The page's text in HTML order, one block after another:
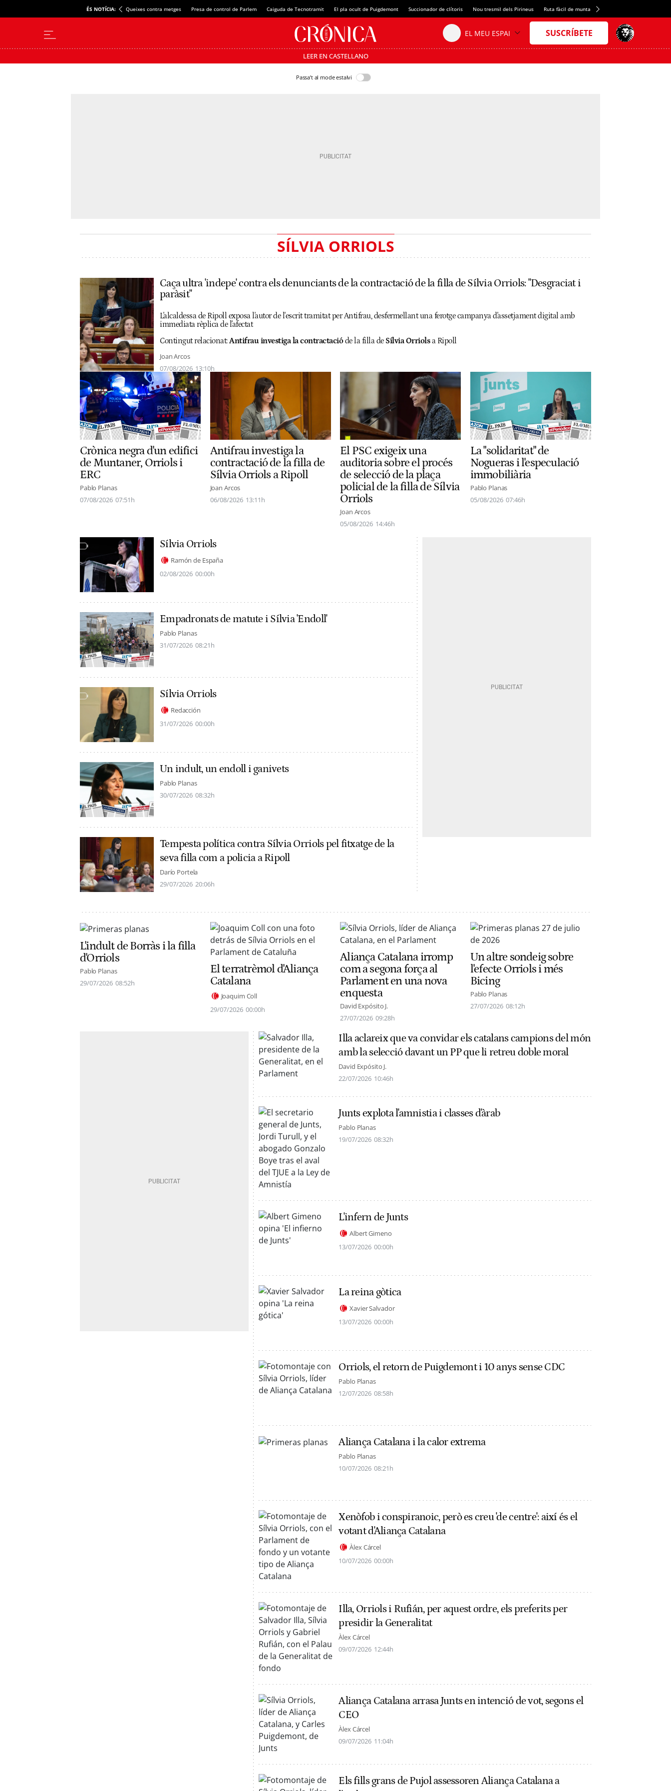
ÉS NOTÍCIA: Queixes contra metges Presa de control de Parlem Caiguda de Tecnotramit El pla ocult de Puigdemont Succionador de clítoris Nou tresmil dels Pirineus Ruta fàcil de muntanya
LEER EN CASTELLANO
Passa’t al mode estalvi
SÍLVIA ORRIOLS
Caça ultra 'indepe' contra els denunciants de la contractació de la filla de Sílvia Orriols: "Desgraciat i
paràsit"
L'alcaldessa de Ripoll exposa l'autor de l'escrit tramitat per Antifrau, desfermellant una ferotge campanya d'assetjament digital amb
immediata rèplica de l'afectat
Contingut relacionat:Antifrau investiga la contractacióde la filla de Sílvia Orriolsa Ripoll
Joan Arcos
07/08/2026 13:10h
Crònica negra d'un edifici
de Muntaner, Orriols i
ERC
Pablo Planas
07/08/2026 07:51h
Antifrau investiga la
contractació de la filla de
Sílvia Orriols a Ripoll
Joan Arcos
06/08/2026 13:11h
El PSC exigeix una
auditoria sobre el procés
de selecció de la plaça
policial de la filla de Sílvia
Orriols
Joan Arcos
05/08/2026 14:46h
La "solidaritat" de
Nogueras i l'especulació
immobiliària
Pablo Planas
05/08/2026 07:46h
Sílvia Orriols
Ramón de España
02/08/2026 00:00h
Empadronats de matute i Sílvia 'Endoll'
Pablo Planas
31/07/2026 08:21h
Sílvia Orriols
Redacción
31/07/2026 00:00h
Un indult, un endoll i ganivets
Pablo Planas
30/07/2026 08:32h
Tempesta política contra Sílvia Orriols pel fitxatge de la
seva filla com a policia a Ripoll
Darío Portela
29/07/2026 20:06h
L'indult de Borràs i la filla
d'Orriols
Pablo Planas
29/07/2026 08:52h
El terratrèmol d'Aliança
Catalana
Joaquim Coll
29/07/2026 00:00h
Aliança Catalana irromp
com a segona força al
Parlament en una nova
enquesta
David Expósito J.
27/07/2026 09:28h
Un altre sondeig sobre
l'efecte Orriols i més
Bicing
Pablo Planas
27/07/2026 08:12h
Illa aclareix que va convidar els catalans campions del món
amb la selecció davant un PP que li retreu doble moral
David Expósito J.
22/07/2026 10:46h
Junts explota l'amnistia i classes d'àrab
Pablo Planas
19/07/2026 08:32h
L'infern de Junts
Albert Gimeno
13/07/2026 00:00h
La reina gòtica
Xavier Salvador
13/07/2026 00:00h
Orriols, el retorn de Puigdemont i 10 anys sense CDC
Pablo Planas
12/07/2026 08:58h
Aliança Catalana i la calor extrema
Pablo Planas
10/07/2026 08:21h
Xenòfob i conspiranoic, però es creu 'de centre': així és el
votant d'Aliança Catalana
Àlex Cárcel
10/07/2026 00:00h
Illa, Orriols i Rufián, per aquest ordre, els preferits per
presidir la Generalitat
Àlex Cárcel
09/07/2026 12:44h
Aliança Catalana arrasa Junts en intenció de vot, segons el
CEO
Àlex Cárcel
09/07/2026 11:04h
Els fills grans de Pujol assessoren Aliança Catalana a